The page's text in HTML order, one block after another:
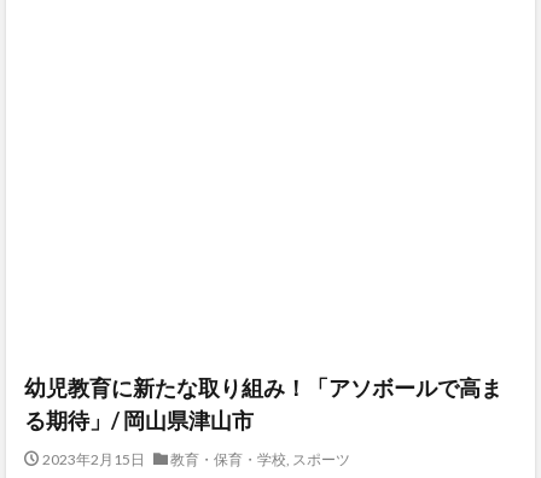
幼児教育に新たな取り組み！「アソボールで高ま
る期待」/ 岡山県津山市
2023年2月15日 教育・保育・学校 スポーツ